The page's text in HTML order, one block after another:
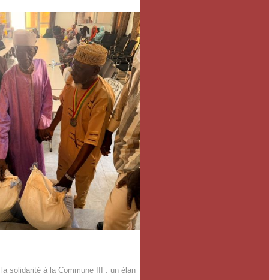
solidarité à la Commune III : un élan